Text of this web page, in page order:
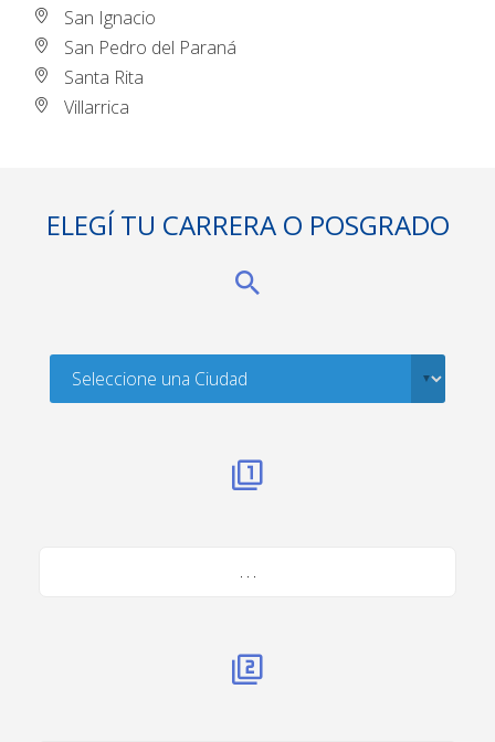
San Ignacio
San Pedro del Paraná
Santa Rita
Villarrica
ELEGÍ TU CARRERA O POSGRADO
. . .